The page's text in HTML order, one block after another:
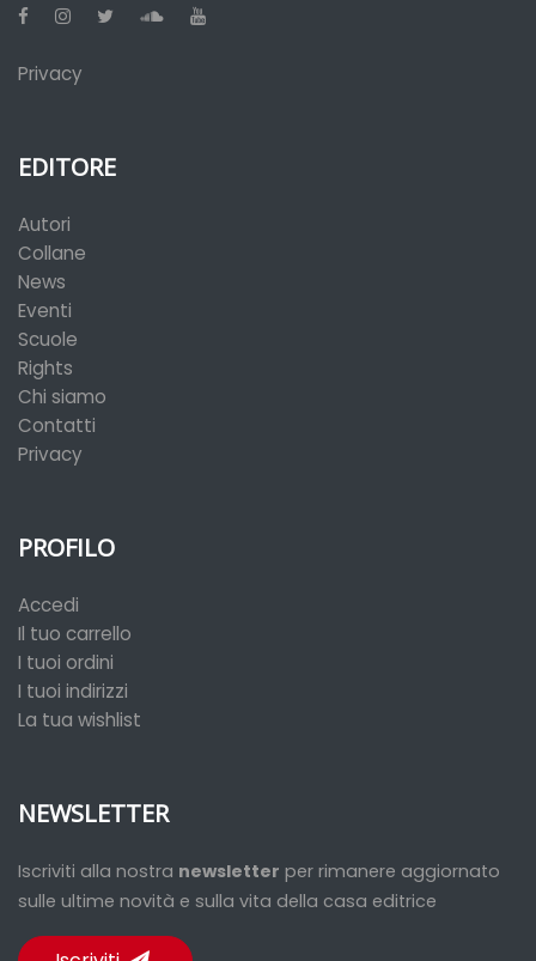
Privacy
EDITORE
Autori
Collane
News
Eventi
Scuole
Rights
Chi siamo
Contatti
Privacy
PROFILO
Accedi
Il tuo carrello
I tuoi ordini
I tuoi indirizzi
La tua wishlist
NEWSLETTER
Iscriviti alla nostra newsletter per rimanere aggiornato
sulle ultime novità e sulla vita della casa editrice